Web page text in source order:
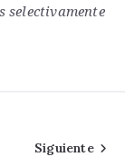
selectivamente
Siguiente